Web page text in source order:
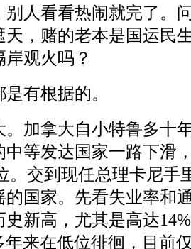
别人看看热闹就完了。
天，赌的老本是国运民
观火吗？
是有根据的。
。加拿大自小特鲁多十
中等发达国家一路下滑
。交到现任总理卡尼手
的国家。先看失业率和
史新高，尤其是高达
年来在低位徘徊，目前